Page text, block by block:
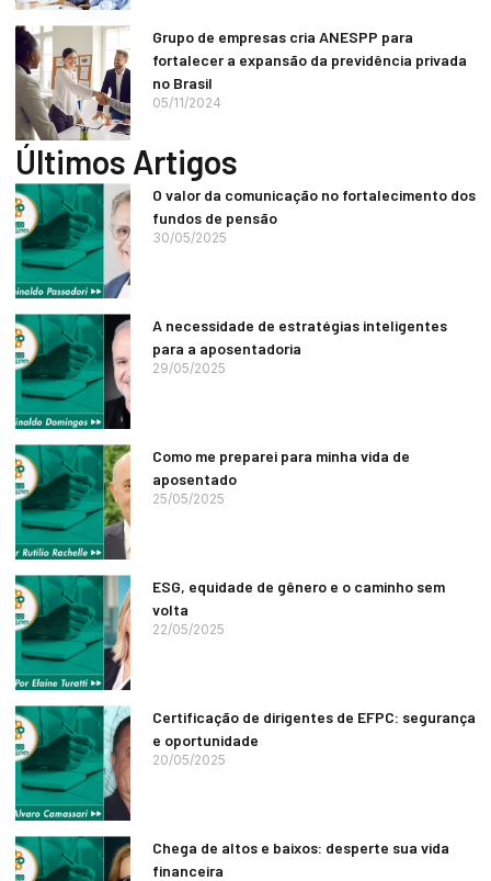
Grupo de empresas cria ANESPP para
fortalecer a expansão da previdência privada
no Brasil
05/11/2024
Últimos Artigos
O valor da comunicação no fortalecimento dos
fundos de pensão
30/05/2025
A necessidade de estratégias inteligentes
para a aposentadoria
29/05/2025
Como me preparei para minha vida de
aposentado
25/05/2025
ESG, equidade de gênero e o caminho sem
volta
22/05/2025
Certificação de dirigentes de EFPC: segurança
e oportunidade
20/05/2025
Chega de altos e baixos: desperte sua vida
financeira